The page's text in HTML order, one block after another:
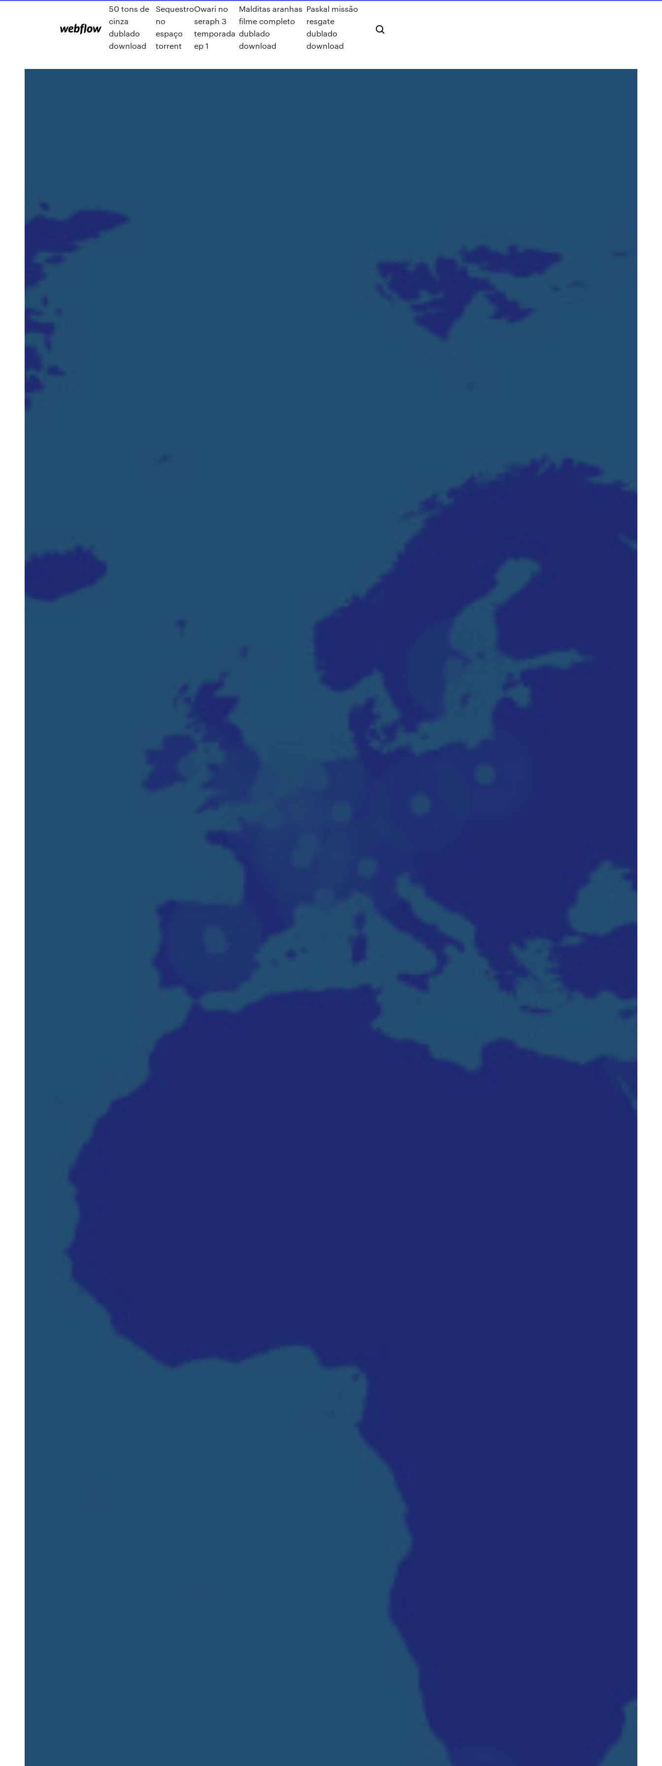
50 tons de
cinza
dublado
download
Sequestro
no
espaço
torrent
Owari no
seraph 3
temporada
ep 1
Malditas aranhas
filme completo
dublado
download
Paskal missão
resgate
dublado
download